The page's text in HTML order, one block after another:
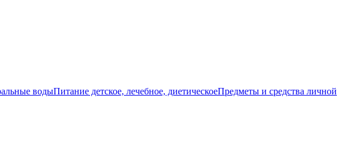
водыПитание детское, лечебное, диетическоеПредметы и средства личной